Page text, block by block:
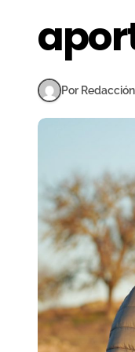
Por Redacción